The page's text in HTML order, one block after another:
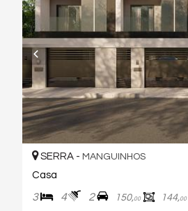
SERRA - MANGUINHOS
Casa
3 4 2 150,00 144,00